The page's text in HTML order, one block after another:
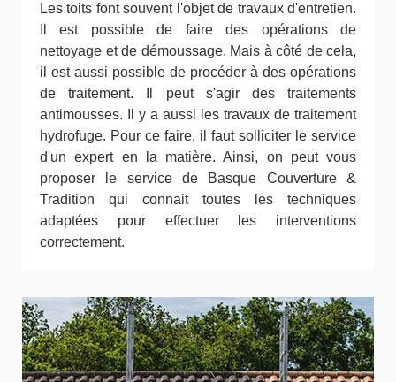
Les toits font souvent l'objet de travaux d'entretien.
Il est possible de faire des opérations de
nettoyage et de démoussage. Mais à côté de cela,
il est aussi possible de procéder à des opérations
de traitement. Il peut s'agir des traitements
antimousses. Il y a aussi les travaux de traitement
hydrofuge. Pour ce faire, il faut solliciter le service
d'un expert en la matière. Ainsi, on peut vous
proposer le service de Basque Couverture &
Tradition qui connait toutes les techniques
adaptées pour effectuer les interventions
correctement.